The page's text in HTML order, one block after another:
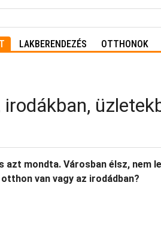
LAKBERENDEZÉS OTTHONOK
azt mondta. Városban élsz, nem
van vagy az irodádban?